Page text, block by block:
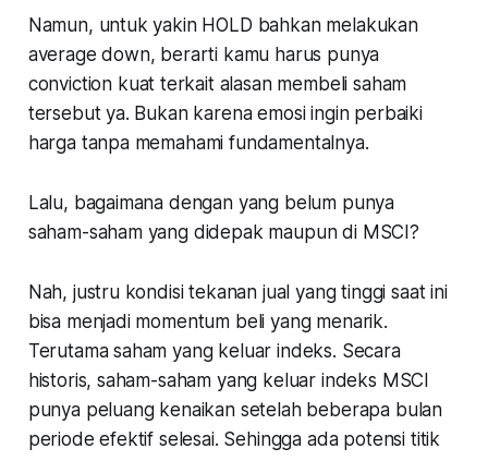
Namun, untuk yakin HOLD bahkan melakukan
average down, berarti kamu harus punya
conviction kuat terkait alasan membeli saham
tersebut ya. Bukan karena emosi ingin perbaiki
harga tanpa memahami fundamentalnya.
Lalu, bagaimana dengan yang belum punya
saham-saham yang didepak maupun di MSCI?
Nah, justru kondisi tekanan jual yang tinggi saat ini
bisa menjadi momentum beli yang menarik.
Terutama saham yang keluar indeks. Secara
historis, saham-saham yang keluar indeks MSCI
punya peluang kenaikan setelah beberapa bulan
periode efektif selesai. Sehingga ada potensi titik